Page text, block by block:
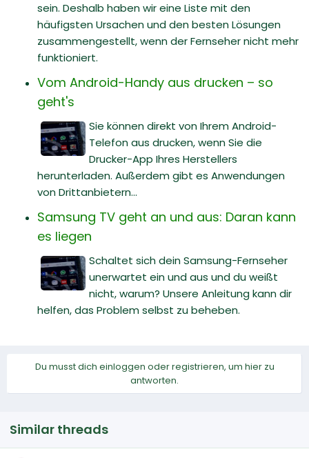
sein. Deshalb haben wir eine Liste mit den
häufigsten Ursachen und den besten Lösungen
zusammengestellt, wenn der Fernseher nicht mehr
funktioniert.
Vom Android-Handy aus drucken – so
geht's
Sie können direkt von Ihrem Android-
Telefon aus drucken, wenn Sie die
Drucker-App Ihres Herstellers
herunterladen. Außerdem gibt es Anwendungen
von Drittanbietern...
Samsung TV geht an und aus: Daran kann
es liegen
Schaltet sich dein Samsung-Fernseher
unerwartet ein und aus und du weißt
nicht, warum? Unsere Anleitung kann dir
helfen, das Problem selbst zu beheben.
Du musst dich einloggen oder registrieren, um hier zu
antworten.
Similar threads